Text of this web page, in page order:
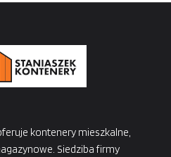
kontenery mieszkalne,
Siedziba firmy